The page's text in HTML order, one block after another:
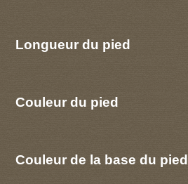
Longueur du pied
Couleur du pied
Couleur de la base du pied